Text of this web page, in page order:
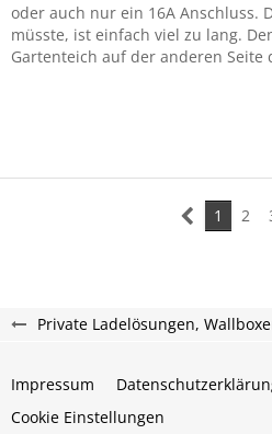
oder auch nur ein 16A Anschluss.
müsste, ist einfach viel zu lang.
Gartenteich auf der anderen Seite
1 2
Private Ladelösungen,
Impressum
Cookie Einstellungen